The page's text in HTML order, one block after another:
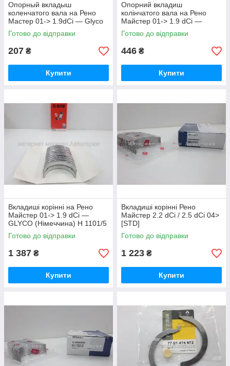
Опорный вкладыш
коленчатого вала на Рено
Мастер 01-> 1.9dCi — Glyco
(Германия) - A215/2 STD
Готово до відправки
207 ₴
Купити
Опорний вкладиш
колінчатого вала на Рено
Майстер 01-> 1.9 dCi —
Glyco (Німеччина) - A215/2
0,10
Готово до відправки
446 ₴
Купити
Вкладиші корінні на Рено
Майстер 01-> 1.9 dCi —
GLYCO (Німеччина) H 1101/5
0.25
Готово до відправки
1 387 ₴
Купити
Вкладиші корінні Рено
Майстер 2.2 dCi / 2.5 dCi 04>
[STD]
NPR(Німеччина)-60380800
Готово до відправки
1 223 ₴
Купити